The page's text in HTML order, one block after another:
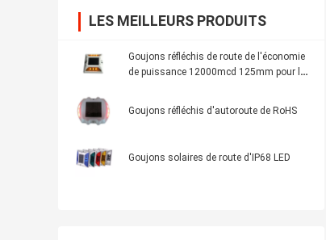
LES MEILLEURS PRODUITS
Goujons réfléchis de route de l'économie
de puissance 12000mcd 125mm pour la
Goujons réfléchis d'autoroute de RoHS
Goujons solaires de route d'IP68 LED